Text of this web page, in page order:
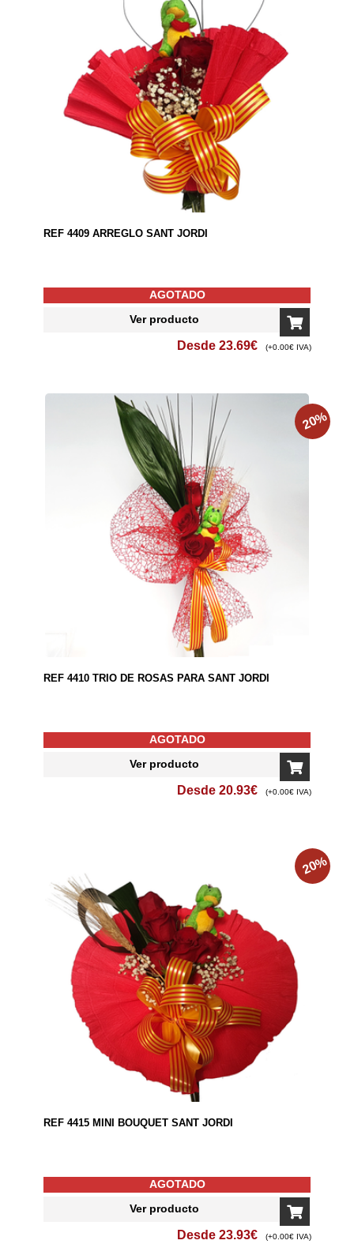
REF 4409 ARREGLO SANT JORDI
AGOTADO
Ver producto
Desde 23.69€ (+0.00€ IVA)
20%
REF 4410 TRIO DE ROSAS PARA SANT JORDI
AGOTADO
Ver producto
Desde 20.93€ (+0.00€ IVA)
20%
REF 4415 MINI BOUQUET SANT JORDI
AGOTADO
Ver producto
Desde 23.93€ (+0.00€ IVA)